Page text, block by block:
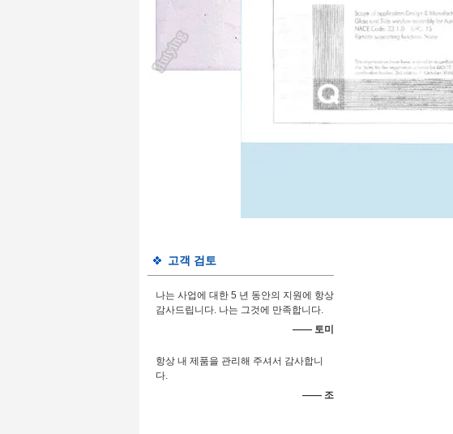
고객 검토
나는 사업에 대한 5 년 동안의 지원에 항상
감사드립니다. 나는 그것에 만족합니다.
—— 토미
항상 내 제품을 관리해 주셔서 감사합니
다.
—— 조